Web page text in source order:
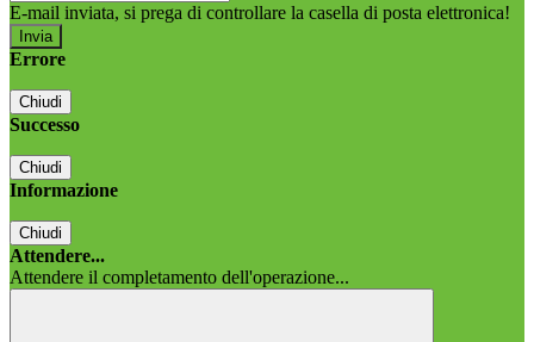
E-mail inviata, si prega di controllare la casella di posta elettronica!
Errore
Chiudi
Successo
Chiudi
Informazione
Chiudi
Attendere...
Attendere il completamento dell'operazione...